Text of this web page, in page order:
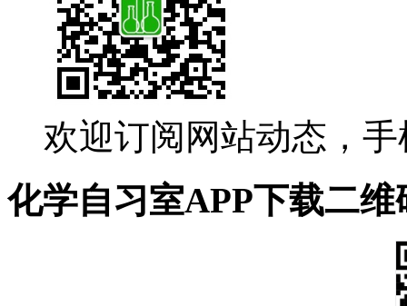
欢迎订阅网站动态，
化学自习室APP下载二维